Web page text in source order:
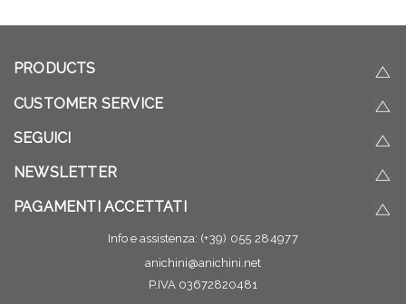
PRODUCTS
CUSTOMER SERVICE
SEGUICI
NEWSLETTER
PAGAMENTI ACCETTATI
Info e assistenza: (+39) 055 284977
anichini@anichini.net
P.IVA 03672820481